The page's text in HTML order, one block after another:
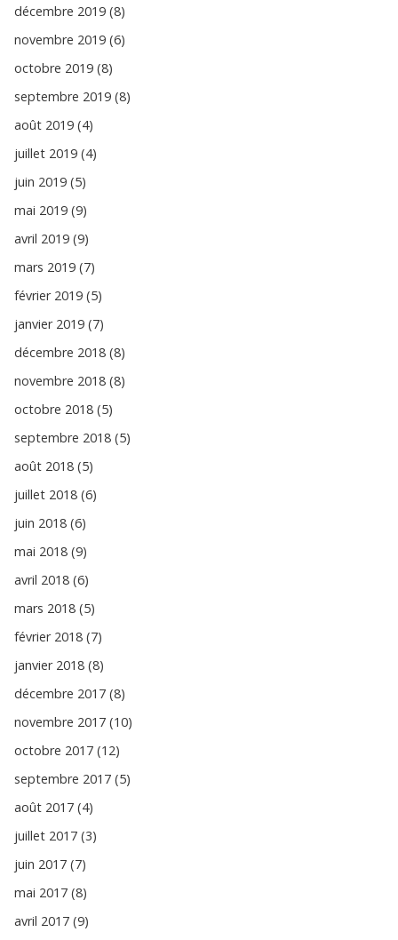
décembre 2019 (8)
novembre 2019 (6)
octobre 2019 (8)
septembre 2019 (8)
août 2019 (4)
juillet 2019 (4)
juin 2019 (5)
mai 2019 (9)
avril 2019 (9)
mars 2019 (7)
février 2019 (5)
janvier 2019 (7)
décembre 2018 (8)
novembre 2018 (8)
octobre 2018 (5)
septembre 2018 (5)
août 2018 (5)
juillet 2018 (6)
juin 2018 (6)
mai 2018 (9)
avril 2018 (6)
mars 2018 (5)
février 2018 (7)
janvier 2018 (8)
décembre 2017 (8)
novembre 2017 (10)
octobre 2017 (12)
septembre 2017 (5)
août 2017 (4)
juillet 2017 (3)
juin 2017 (7)
mai 2017 (8)
avril 2017 (9)